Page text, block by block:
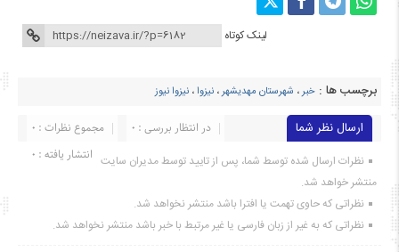
لینک کوتاه
برچسب ها : خبر، شهرستان مهدیشهر، نیزوا ، نیزوا نیوز
ارسال نظر شما مجموع نظرات : 0
در انتظار بررسی : 0
انتشار یافته : ۰ نظرات ارسال شده توسط شما، پس از تایید توسط مدیران سایت
منتشر خواهد شد.
نظراتی که حاوی تهمت یا افترا باشد منتشر نخواهد شد.
نظراتی که به غیر از زبان فارسی یا غیر مرتبط با خبر باشد منتشر نخواهد شد.